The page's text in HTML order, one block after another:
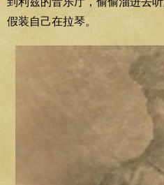
假装自己在拉琴。